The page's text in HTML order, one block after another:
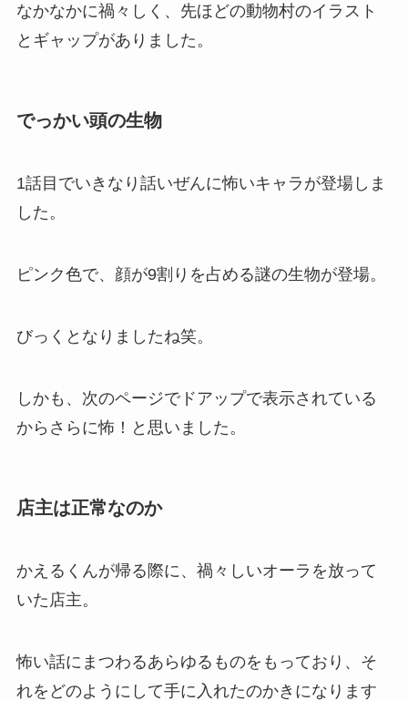
なかなかに禍々しく、先ほどの動物村のイラスト
とギャップがありました。
でっかい頭の生物
1話目でいきなり話いぜんに怖いキャラが登場しま
した。
ピンク色で、顔が9割りを占める謎の生物が登場。
びっくとなりましたね笑。
しかも、次のページでドアップで表示されている
からさらに怖！と思いました。
店主は正常なのか
かえるくんが帰る際に、禍々しいオーラを放って
いた店主。
怖い話にまつわるあらゆるものをもっており、そ
れをどのようにして手に入れたのかきになります